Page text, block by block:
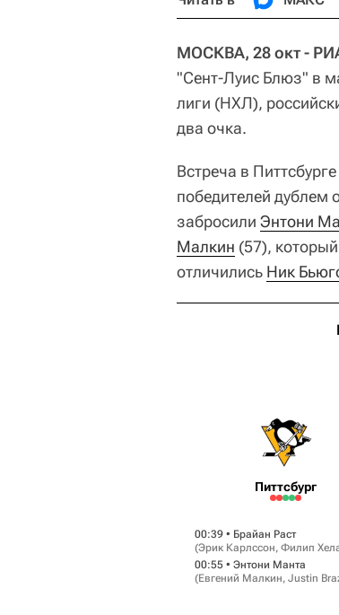
МОСКВА, 28 окт -
"Сент-Луис Блюз" в
лиги (НХЛ),
два очка.
Встреча в
победителей дублем
забросили Энтони
Малкин (57),
отличились Ник
Питтсбург
00:39 • Брайан Раст
(Эрик Карлссон, Филип
00:55 • Энтони Манта
(Евгений Малкин, Justin